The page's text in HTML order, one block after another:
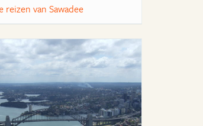
reizen van Sawadee